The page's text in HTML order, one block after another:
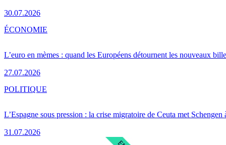
30.07.2026
L’euro en mèmes : quand les Européens détournent les nouveaux
27.07.2026
ÉCONOMIE
L’Espagne sous pression : la crise migratoire de Ceuta met Schengen
31.07.2026
POLITIQUE